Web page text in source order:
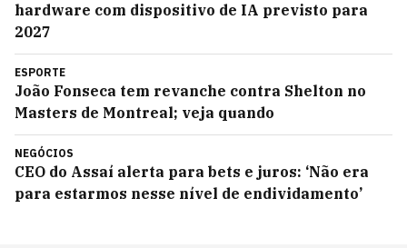
hardware com dispositivo de IA previsto para
2027
ESPORTE
João Fonseca tem revanche contra Shelton no
Masters de Montreal; veja quando
NEGÓCIOS
CEO do Assaí alerta para bets e juros: ‘Não era
para estarmos nesse nível de endividamento’